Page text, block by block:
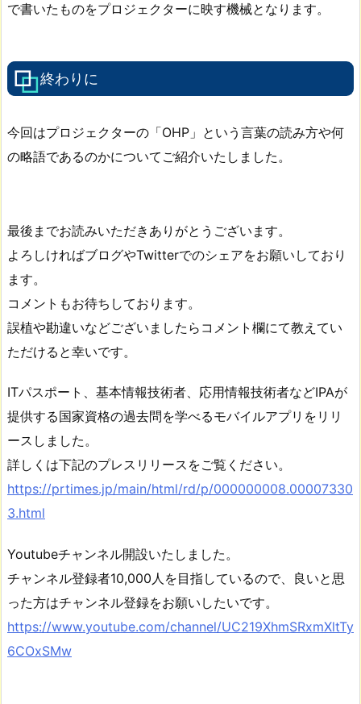
で書いたものをプロジェクターに映す機械となります。
終わりに
今回はプロジェクターの「OHP」という言葉の読み方や何
の略語であるのかについてご紹介いたしました。
最後までお読みいただきありがとうございます。
よろしければブログやTwitterでのシェアをお願いしており
ます。
コメントもお待ちしております。
誤植や勘違いなどございましたらコメント欄にて教えてい
ただけると幸いです。
ITパスポート、基本情報技術者、応用情報技術者などIPAが
提供する国家資格の過去問を学べるモバイルアプリをリリ
ースしました。
詳しくは下記のプレスリリースをご覧ください。
https://prtimes.jp/main/html/rd/p/000000008.00007330
3.html
Youtubeチャンネル開設いたしました。
チャンネル登録者10,000人を目指しているので、良いと思
った方はチャンネル登録をお願いしたいです。
https://www.youtube.com/channel/UC219XhmSRxmXltTy
6COxSMw